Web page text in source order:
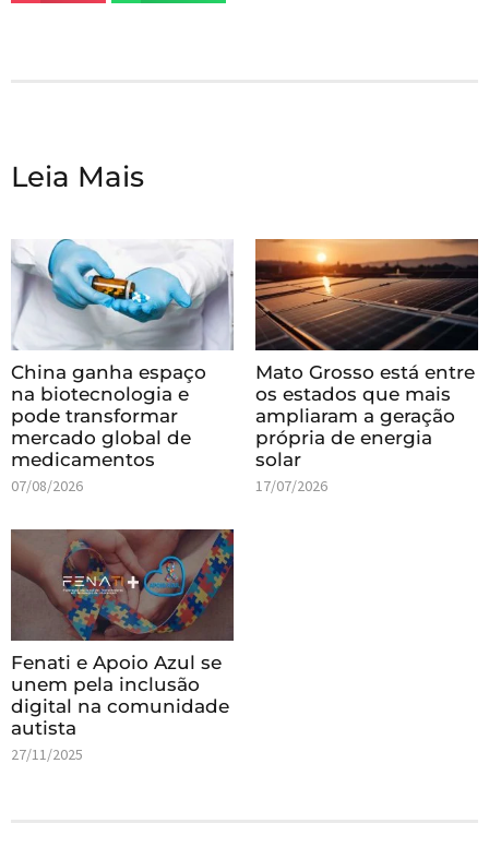
Leia Mais
China ganha espaço
na biotecnologia e
pode transformar
mercado global de
medicamentos
07/08/2026
Mato Grosso está entre
os estados que mais
ampliaram a geração
própria de energia
solar
17/07/2026
Fenati e Apoio Azul se
unem pela inclusão
digital na comunidade
autista
27/11/2025